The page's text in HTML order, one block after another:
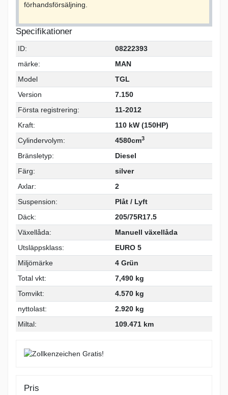
förhandsförsäljning.
Specifikationer
ID:
08222393
märke:
MAN
Model
TGL
Version
7.150
Första registrering:
11-2012
Kraft:
110 kW (150HP)
Cylindervolym:
4580cm3
Bränsletyp:
Diesel
Färg:
silver
Axlar:
2
Suspension:
Plåt / Lyft
Däck:
205/75R17.5
Växellåda:
Manuell växellåda
Utsläppsklass:
EURO 5
Miljömärke
4 Grün
Total vkt:
7,490 kg
Tomvikt:
4.570 kg
nyttolast:
2.920 kg
Miltal:
109.471 km
Pris